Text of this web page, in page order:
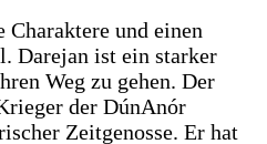
und einen
Darejan ist ein starker
Weg zu gehen. Der
der DúnAnór
Zeitgenosse. Er hat